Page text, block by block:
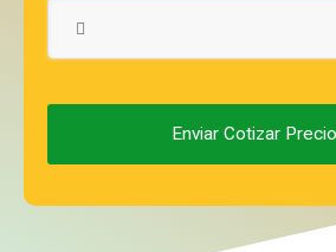
Enviar Cotizar Precio